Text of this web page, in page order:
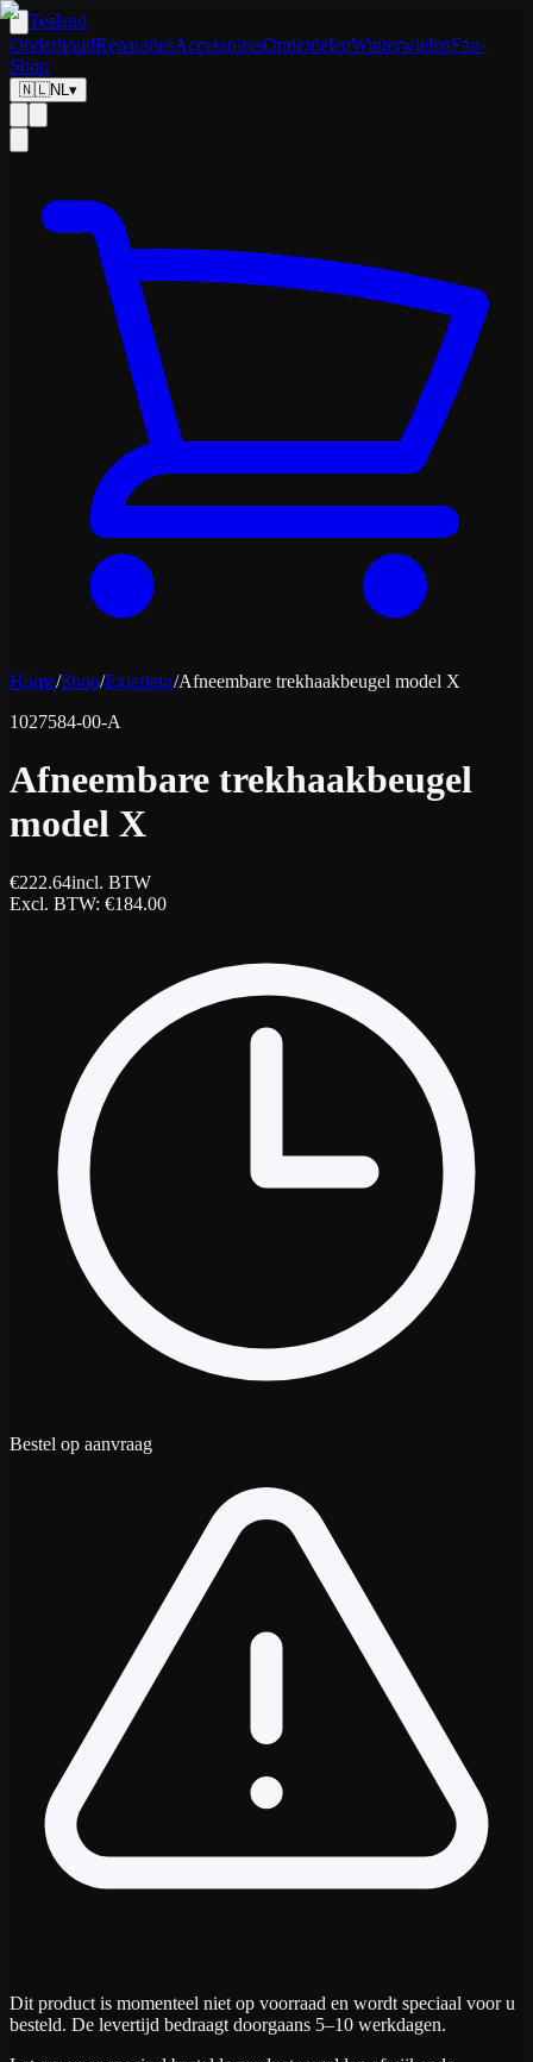
Tesland
OnderhoudReparatiesAccessoiresOnderdelenWinterwielenFan-
Shop
🇳🇱NL▾
Home/Shop/Exterieur/Afneembare trekhaakbeugel model X
1027584-00-A
Afneembare trekhaakbeugel
model X
€222.64incl. BTW
Excl. BTW: €184.00
Bestel op aanvraag
Dit product is momenteel niet op voorraad en wordt speciaal voor u
besteld. De levertijd bedraagt doorgaans 5–10 werkdagen.